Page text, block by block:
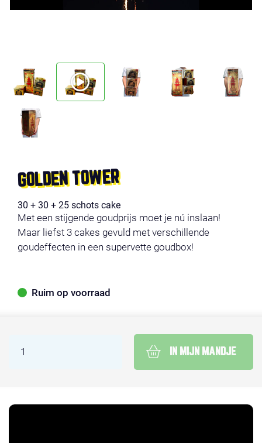
GOLDEN TOWER
30 + 30 + 25 schots cake
Met een stijgende goudprijs moet je nú inslaan!
Maar liefst 3 cakes gevuld met verschillende
goudeffecten in een supervette goudbox!
Ruim op voorraad
IN MIJN MANDJE